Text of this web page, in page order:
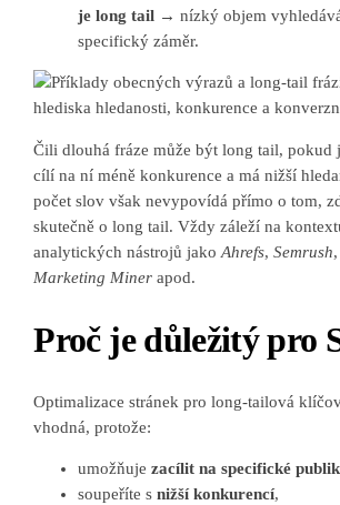
je long tail → nízký objem
specifický záměr.
Čili dlouhá fráze může být long tail, pokud
cílí na ní méně konkurence a má nižší
počet slov však nevypovídá přímo o tom,
skutečně o long tail. Vždy záleží na
analytických nástrojů jakoAhrefs,Semrush
Marketing Miner apod.
Proč je důležitý pro
Optimalizace stránek pro long-tailová
vhodná, protože:
umožňujezacílit na specifické
soupeříte snižší konkurencí,